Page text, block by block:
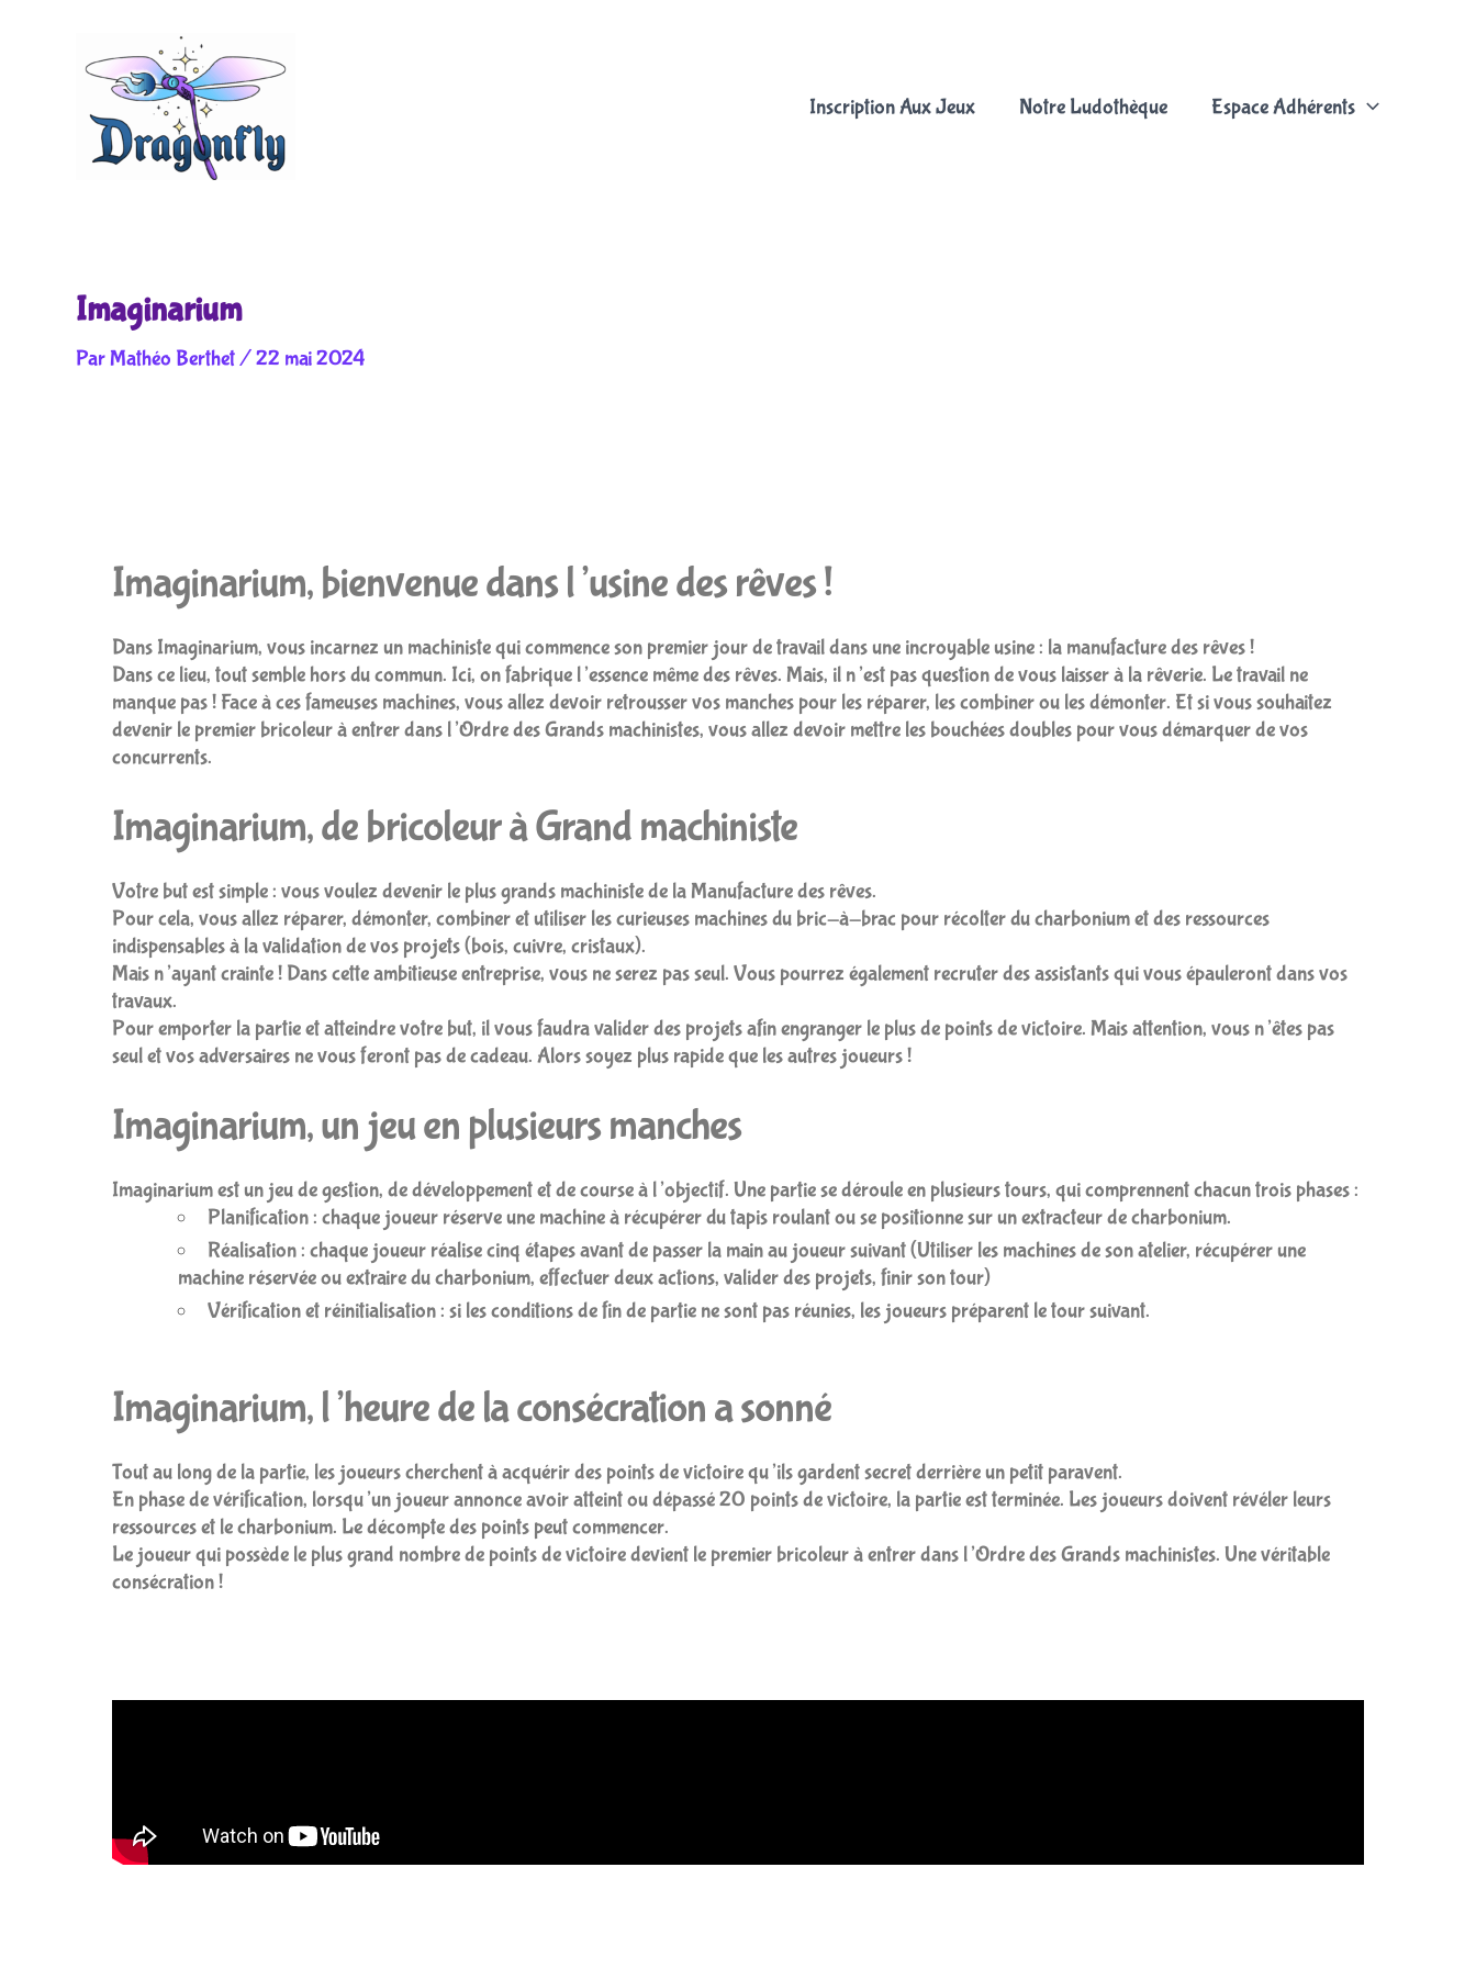
Inscription Aux Jeux
Notre Ludothèque Espace Adhérents
Imaginarium
ParMathéo Berthet/22 mai 2024
Imaginarium, bienvenue dans l’usine des rêves !
Dans Imaginarium, vous incarnez un machiniste qui commence son premier jour de travail dans une incroyable usine : la manufacture des rêves !
Dans ce lieu, tout semble hors du commun. Ici, on fabrique l’essence même des rêves. Mais, il n’est pas question de vous laisser à la rêverie. Le travail ne
manque pas ! Face à ces fameuses machines, vous allez devoir retrousser vos manches pour les réparer, les combiner ou les démonter. Et si vous souhaitez
devenir le premier bricoleur à entrer dans l’Ordre des Grands machinistes, vous allez devoir mettre les bouchées doubles pour vous démarquer de vos
concurrents.
Imaginarium, de bricoleur à Grand machiniste
Votre but est simple : vous voulez devenir le plus grands machiniste de la Manufacture des rêves.
Pour cela, vous allez réparer, démonter, combiner et utiliser les curieuses machines du bric-à-brac pour récolter du charbonium et des ressources
indispensables à la validation de vos projets (bois, cuivre, cristaux).
Mais n’ayant crainte ! Dans cette ambitieuse entreprise, vous ne serez pas seul. Vous pourrez également recruter des assistants qui vous épauleront dans vos
travaux.
Pour emporter la partie et atteindre votre but, il vous faudra valider des projets afin engranger le plus de points de victoire. Mais attention, vous n’êtes pas
seul et vos adversaires ne vous feront pas de cadeau. Alors soyez plus rapide que les autres joueurs !
Imaginarium, un jeu en plusieurs manches
Imaginarium est un jeu de gestion, de développement et de course à l’objectif. Une partie se déroule en plusieurs tours, qui comprennent chacun trois phases :
Planification : chaque joueur réserve une machine à récupérer du tapis roulant ou se positionne sur un extracteur de charbonium.
Réalisation : chaque joueur réalise cinq étapes avant de passer la main au joueur suivant (Utiliser les machines de son atelier, récupérer une
machine réservée ou extraire du charbonium, effectuer deux actions, valider des projets, finir son tour)
Vérification et réinitialisation : si les conditions de fin de partie ne sont pas réunies, les joueurs préparent le tour suivant.
Imaginarium, l’heure de la consécration a sonné
Tout au long de la partie, les joueurs cherchent à acquérir des points de victoire qu’ils gardent secret derrière un petit paravent.
En phase de vérification, lorsqu’un joueur annonce avoir atteint ou dépassé 20 points de victoire, la partie est terminée. Les joueurs doivent révéler leurs
ressources et le charbonium. Le décompte des points peut commencer.
Le joueur qui possède le plus grand nombre de points de victoire devient le premier bricoleur à entrer dans l’Ordre des Grands machinistes. Une véritable
consécration !